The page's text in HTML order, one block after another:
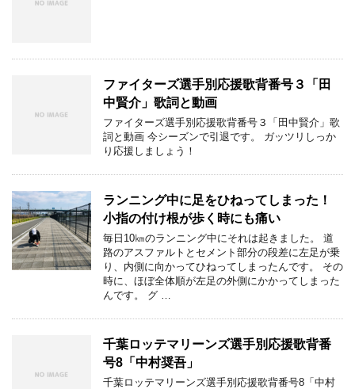
ファイターズ選手別応援歌背番号３「田
中賢介」歌詞と動画
ファイターズ選手別応援歌背番号３「田中賢介」歌
詞と動画 今シーズンで引退です。 ガッツリしっか
り応援しましょう！
ランニング中に足をひねってしまった！
小指の付け根が歩く時にも痛い
毎日10㎞のランニング中にそれは起きました。 道
路のアスファルトとセメント部分の段差に左足が乗
り、内側に向かってひねってしまったんです。 その
時に、ほぼ全体順が左足の外側にかかってしまった
んです。 グ …
千葉ロッテマリーンズ選手別応援歌背番
号8「中村奨吾」
千葉ロッテマリーンズ選手別応援歌背番号8「中村